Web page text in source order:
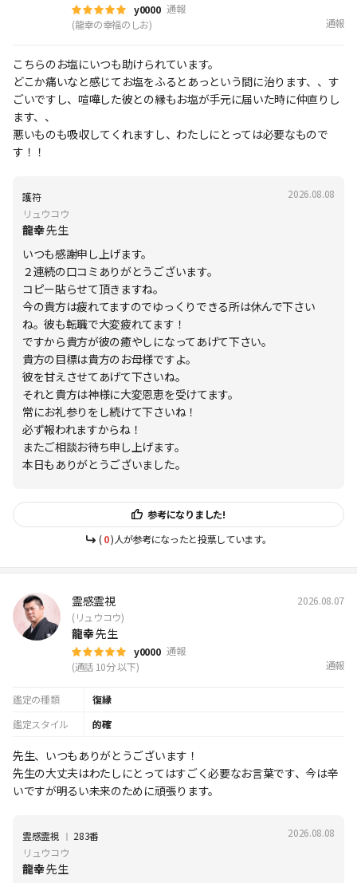
y0000 通報
(龍幸の幸福のしお)
通報
こちらのお塩にいつも助けられています。
どこか痛いなと感じてお塩をふるとあっという間に治ります、、す
ごいですし、喧嘩した彼との縁もお塩が手元に届いた時に仲直りし
ます、、
悪いものも吸収してくれますし、わたしにとっては必要なもので
す！！
護符
リュウコウ
龍幸先生
2026.08.08
いつも感謝申し上げます。
２連続の口コミありがとうございます。
コピー貼らせて頂きますね。
今の貴方は疲れてますのでゆっくりできる所は休んで下さい
ね。彼も転職で大変疲れてます！
ですから貴方が彼の癒やしになってあげて下さい。
貴方の目標は貴方のお母様ですよ。
彼を甘えさせてあげて下さいね。
それと貴方は神様に大変恩恵を受けてます。
常にお礼参りをし続けて下さいね！
必ず報われますからね！
またご相談お待ち申し上げます。
本日もありがとうございました。
参考になりました!
(0)人が参考になったと投票しています。
霊感霊視 2026.08.07
(リュウコウ)
龍幸先生
y0000 通報
(通話 10分 以下)
通報
鑑定の種類
復縁
鑑定スタイル
的確
先生、いつもありがとうございます！
先生の大丈夫はわたしにとってはすごく必要なお言葉です、今は辛
いですが明るい未来のために頑張ります。
霊感霊視 Ι 283番
リュウコウ
龍幸先生
2026.08.08